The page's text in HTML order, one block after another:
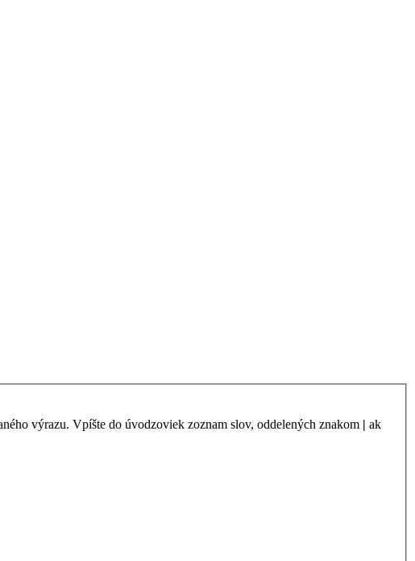
výrazu. Vpíšte do úvodzoviek zoznam slov, oddelených znakom | ak